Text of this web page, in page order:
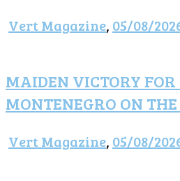
Vert Magazine, 05/08/
MAIDEN VICTORY
MONTENEGRO ON
Vert Magazine, 05/08/